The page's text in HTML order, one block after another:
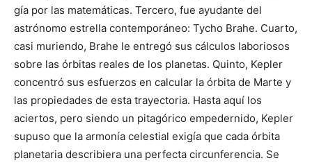
gía por las matemáticas. Tercero, fue ayudante del
astrónomo estrella contemporáneo: Tycho Brahe. Cuar­to,
casi muriendo, Brahe le entregó sus cálculos laboriosos
sobre las órbitas reales de los planetas. Quin­to, Kepler
concentró sus esfuerzos en calcular la órbita de Marte y
las propiedades de esta trayectoria. Hasta aquí los
aciertos, pero siendo un pitagórico empedernido, Kepler
supuso que la armonía celestial exi­gía que cada órbita
planetaria describiera una perfecta circunferencia. Se